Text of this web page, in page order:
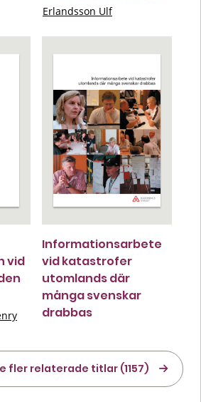
Erlandsson Ulf
vid
Informationsarbete
vid katastrofer
utomlands där
många svenskar
drabbas
fler relaterade titlar (1157)